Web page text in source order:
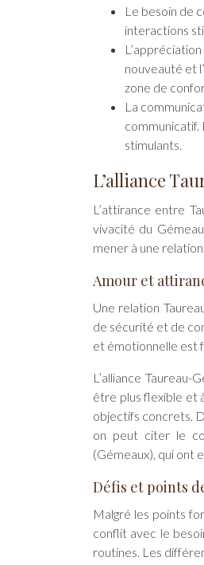
Le besoin de
interactions
nouveauté et
zone de
La
communicatif.
stimulants.
L’alliance
L’attirance entre
vivacité du
mener à une
Amour et
Une relation
de sécurité et de
et émotionnelle est
L’alliance
être plus flexible et
objectifs concrets.
on peut citer le
(Gémeaux), qui ont
Défis et points
Malgré les points
conflit avec le
routines. Les